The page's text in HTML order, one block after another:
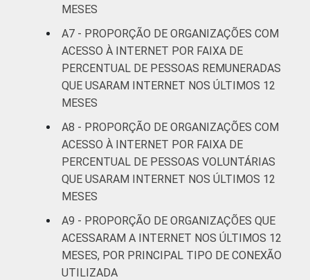
MESES
A7 - PROPORÇÃO DE ORGANIZAÇÕES COM
ACESSO À INTERNET POR FAIXA DE
PERCENTUAL DE PESSOAS REMUNERADAS
QUE USARAM INTERNET NOS ÚLTIMOS 12
MESES
A8 - PROPORÇÃO DE ORGANIZAÇÕES COM
ACESSO À INTERNET POR FAIXA DE
PERCENTUAL DE PESSOAS VOLUNTÁRIAS
QUE USARAM INTERNET NOS ÚLTIMOS 12
MESES
A9 - PROPORÇÃO DE ORGANIZAÇÕES QUE
ACESSARAM A INTERNET NOS ÚLTIMOS 12
MESES, POR PRINCIPAL TIPO DE CONEXÃO
UTILIZADA